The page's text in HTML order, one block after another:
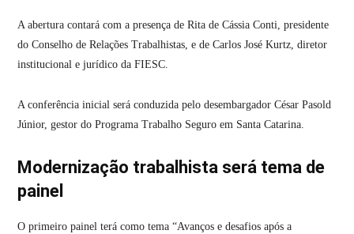
A abertura contará com a presença de Rita de Cássia Conti, presidente
do Conselho de Relações Trabalhistas, e de Carlos José Kurtz, diretor
institucional e jurídico da FIESC.
A conferência inicial será conduzida pelo desembargador César Pasold
Júnior, gestor do Programa Trabalho Seguro em Santa Catarina.
Modernização trabalhista será tema de
painel
O primeiro painel terá como tema “Avanços e desafios após a